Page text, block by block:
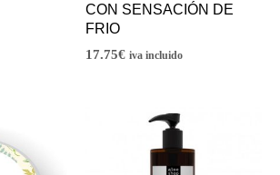
CON SENSACIÓN DE
FRIO
17.75€ iva incluido